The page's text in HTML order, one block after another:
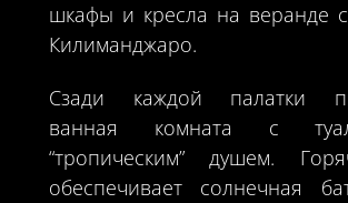
шкафы и кресла на веранде
Килиманджаро.
Сзади каждой палатки
ванная комната с
“тропическим” душем.
обеспечивает солнечная